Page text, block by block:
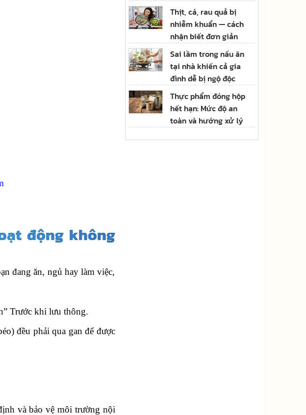
động không
đang ăn, ngủ hay làm việc,
Trước khi lưu thông.
đều phải qua gan để được
và bảo vệ môi trường nội
Thịt, cá, rau quả bị
nhiễm khuẩn — cách
nhận biết đơn giản
Sai lầm trong nấu ăn
tại nhà khiến cả gia
đình dễ bị ngộ độc
Thực phẩm đóng hộp
hết hạn: Mức độ an
toàn và hướng xử lý